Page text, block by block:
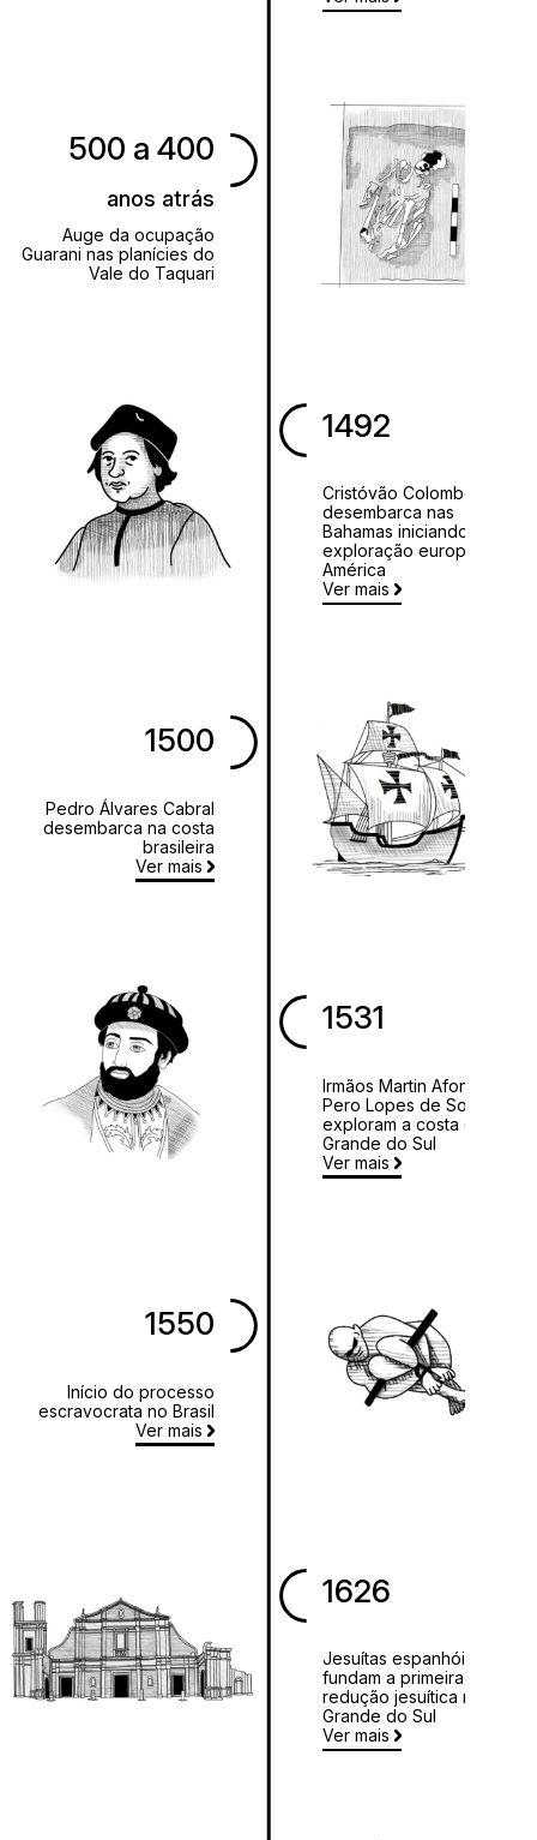
Auge da ocupação
Guarani nas planícies do
Vale do Taquari
500 a 400
anos atrás
Cristóvão Colombo
desembarca nas
Bahamas iniciando a
exploração europeia na
América
Ver mais
1492
Pedro Álvares Cabral
desembarca na costa
brasileira
Ver mais
1500
Irmãos Martin Afonso e
Pero Lopes de Souza
exploram a costa do Rio
Grande do Sul
Ver mais
1531
Início do processo
escravocrata no Brasil
Ver mais
1550
Jesuítas espanhóis
fundam a primeira
redução jesuítica no Rio
Grande do Sul
Ver mais
1626